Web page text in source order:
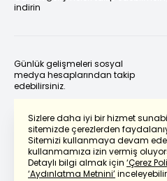
Sizlere daha iyi bir hizmet
sitemizde çerezlerden
Sitemizi kullanmaya devam
kullanmamıza izin vermiş
Detaylı bilgi almak için ‘Çerez
‘Aydınlatma Metnini’
indirin
Günlük gelişmeleri sosyal
medya hesaplarından takip
edebilirsiniz.